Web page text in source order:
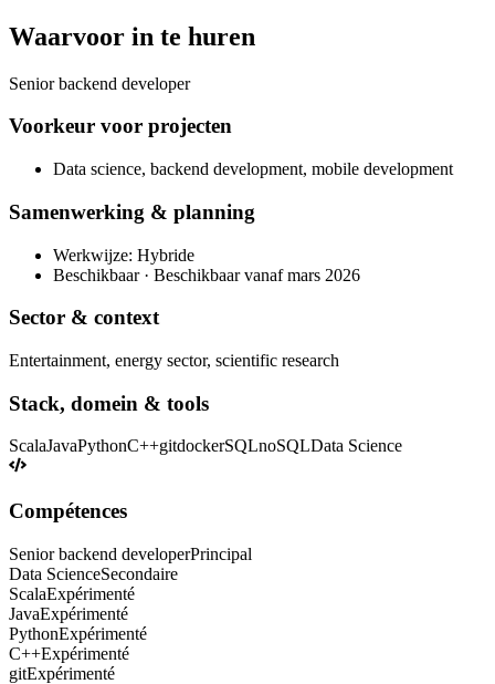
Waarvoor in te huren
Senior backend developer
Voorkeur voor projecten
Data science, backend development, mobile development
Samenwerking & planning
Werkwijze: Hybride
Beschikbaar · Beschikbaar vanaf mars 2026
Sector & context
Entertainment, energy sector, scientific research
Stack, domein & tools
ScalaJavaPythonC++gitdockerSQLnoSQLData Science
Compétences
Senior backend developerPrincipal
Data ScienceSecondaire
ScalaExpérimenté
JavaExpérimenté
PythonExpérimenté
C++Expérimenté
gitExpérimenté